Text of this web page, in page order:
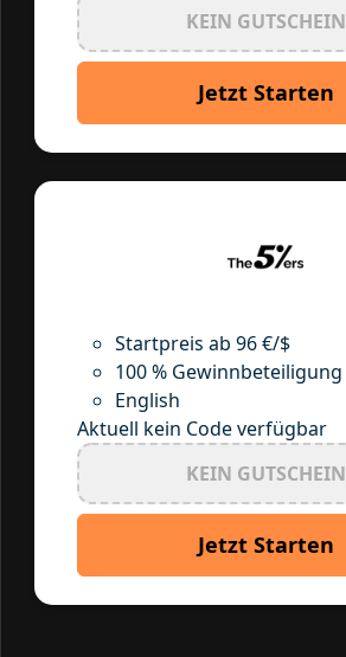
KEIN GUTSCHEIN
Jetzt Starten
Startpreis ab 96 €/$
100 % Gewinnbeteiligung
English
Aktuell kein Code verfügbar
KEIN GUTSCHEIN
Jetzt Starten